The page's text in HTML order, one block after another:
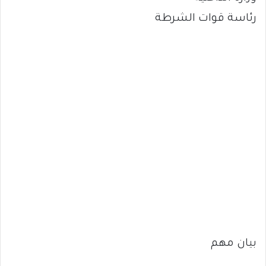
رئاسة قوات الشرطة
بيان مهم